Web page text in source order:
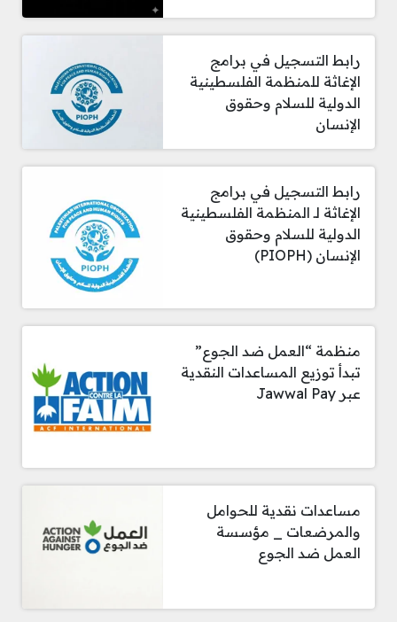
رابط التسجيل في برامج
الإغاثة للمنظمة الفلسطينية
الدولية للسلام وحقوق
الإنسان
رابط التسجيل في برامج
الإغاثة لـ المنظمة الفلسطينية
الدولية للسلام وحقوق
الإنسان (PIOPH)
منظمة “العمل ضد الجوع”
تبدأ توزيع المساعدات النقدية
عبر Jawwal Pay
مساعدات نقدية للحوامل
والمرضعات _ مؤسسة
العمل ضد الجوع